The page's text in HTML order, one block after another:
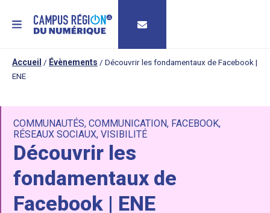
MENU
Accueil / Évènements / Découvrir les fondamentaux de Facebook |
ENE
COMMUNAUTÉS, COMMUNICATION, FACEBOOK,
RÉSEAUX SOCIAUX, VISIBILITÉ
Découvrir les
fondamentaux de
Facebook | ENE